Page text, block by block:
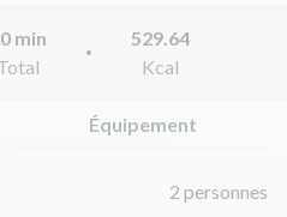
min
529.64
Kcal
Équipement
2 personnes